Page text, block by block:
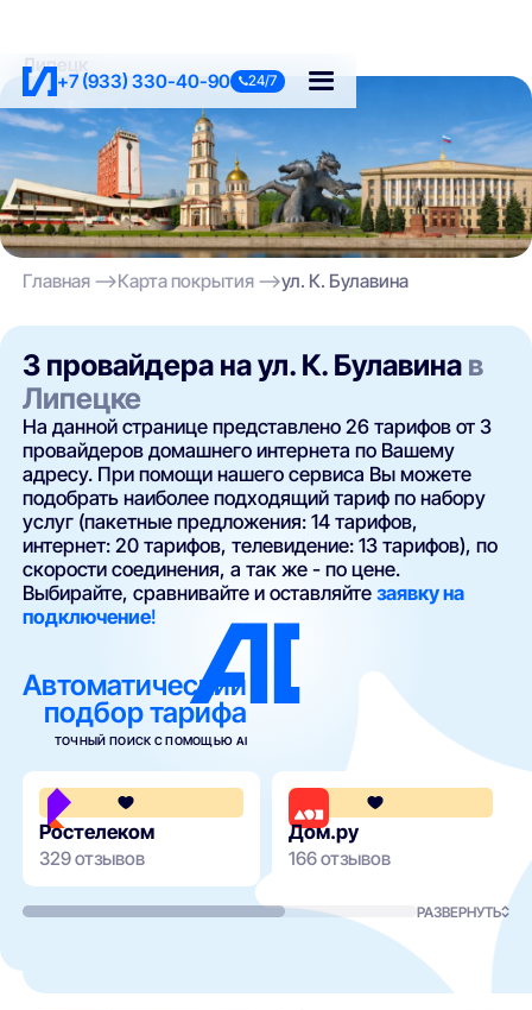
+7 (933) 330-40-90 24/7
Липецк
Главная Карта покрытия ул. К. Булавина
3 провайдера на ул. К. Булавина в
Липецке
На данной странице представлено 26 тарифов от 3
провайдеров домашнего интернета по Вашему
адресу. При помощи нашего сервиса Вы можете
подобрать наиболее подходящий тариф по набору
услуг (пакетные предложения: 14 тарифов,
интернет: 20 тарифов, телевидение: 13 тарифов), по
скорости соединения, а так же - по цене.
Выбирайте, сравнивайте и оставляйтезаявку на
подключение!
Автоматический
подбор тарифа
ТОЧНЫЙ ПОИСК С ПОМОЩЬЮ AI
3.8
Ростелеком
329 отзывов
Дом.ру
166 отзывов
РАЗВЕРНУТЬ